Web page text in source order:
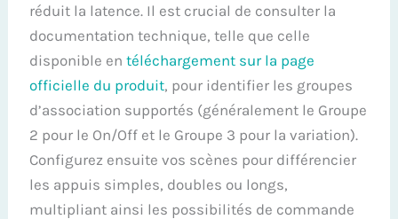
réduit la latence. Il est crucial de consulter la
documentation technique, telle que celle
disponible entéléchargement sur la page
officielle du produit, pour identifier les groupes
d’association supportés (généralement le Groupe
2 pour le On/Off et le Groupe 3 pour la variation).
Configurez ensuite vos scènes pour différencier
les appuis simples, doubles ou longs,
multipliant ainsi les possibilités de commande